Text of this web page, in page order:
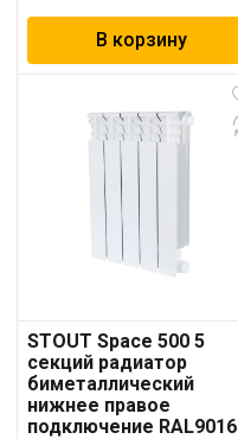
В корзину
STOUT Space 500 5
секций радиатор
биметаллический
нижнее правое
подключение RAL9016